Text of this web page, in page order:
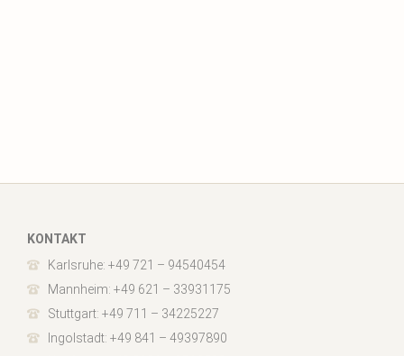
KONTAKT
Karlsruhe: +49 721 – 94540454
Mannheim: +49 621 – 33931175
Stuttgart: +49 711 – 34225227
Ingolstadt: +49 841 – 49397890